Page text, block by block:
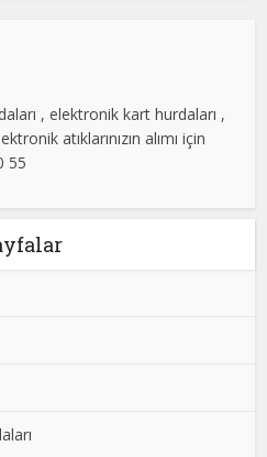
, elektronik kart hurdaları ,
atıklarınızın alımı için
55